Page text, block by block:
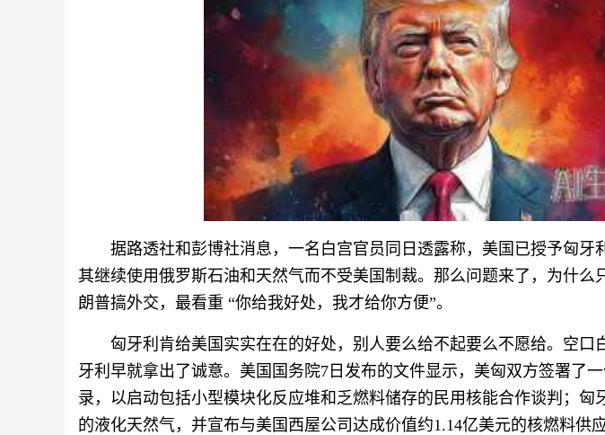
据路透社和彭博社消息，一名白宫官员同日透露称，美国已授予匈牙
其继续使用俄罗斯石油和天然气而不受美国制裁。那么问题来了，为什么
朗普搞外交，最看重 “你给我好处，我才给你方便”。
匈牙利肯给美国实实在在的好处，别人要么给不起要么不愿给。空口
牙利早就拿出了诚意。美国国务院7日发布的文件显示，美匈双方签署了
录，以启动包括小型模块化反应堆和乏燃料储存的民用核能合作谈判；匈
的液化天然气，并宣布与美国西屋公司达成价值约1.14亿美元的核燃料供应